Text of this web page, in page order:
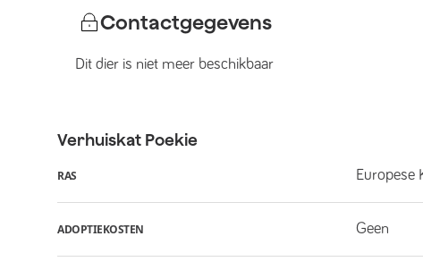
Contactgegevens
Dit dier is niet meer beschikbaar
Verhuiskat Poekie
RAS Europese
ADOPTIEKOSTEN Geen